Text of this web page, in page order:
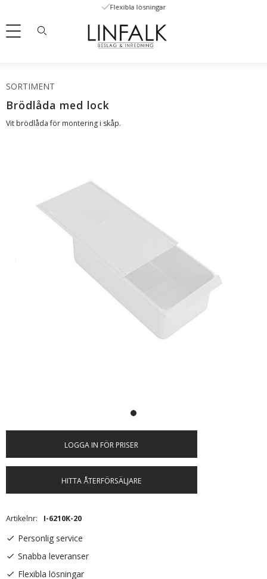
Meny
Flexibla lösningar
SORTIMENT
Brödlåda med lock
Vit brödlåda för montering i skåp.
LOGGA IN FÖR PRISER
HITTA ÅTERFÖRSÄLJARE
Artikelnr I-6210K-20
Personlig service
Snabba leveranser
Flexibla lösningar